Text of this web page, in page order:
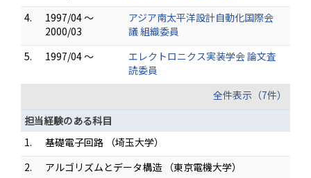
4.
1997/04 ～
2000/03
アジア南太平洋設計自動化国際会
議 組織委員
5.
1997/04 ～
エレクトロニクス実装学会 論文査
読委員
全件表示（7件）
担当経験のある科目
1.
基礎電子回路 （埼玉大学）
2.
アルゴリズムとデータ構造 （東京電機大学）